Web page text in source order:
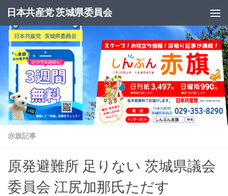
コンテンツへスキップ
日本共産党 茨城県委員会
赤旗記事
原発避難所 足りない 茨城県議会
委員会 江尻加那氏ただす